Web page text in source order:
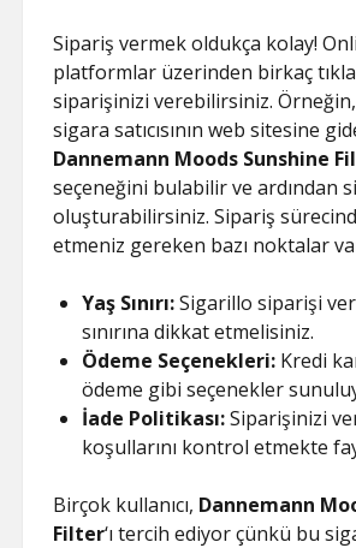
Sipariş vermek oldukça kolay!
platformlar üzerinden birkaç
siparişinizi verebilirsiniz.
sigara satıcısının web sitesine
Dannemann Moods Sunshine
seçeneğini bulabilir ve ardından
oluşturabilirsiniz. Sipariş
etmeniz gereken bazı noktalar
Yaş Sınırı:Sigarillo siparişi
sınırına dikkat etmelisiniz.
Ödeme Seçenekleri: Kredi
ödeme gibi seçenekler
İade Politikası:Siparişinizi
koşullarını kontrol etmekte
Birçok kullanıcı, Dannemann
Filter‘ı tercih ediyor çünkü bu